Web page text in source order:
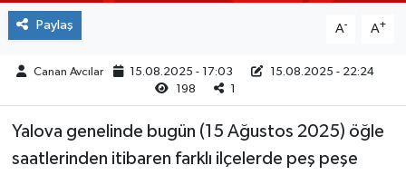
Paylaş A- A+
Canan Avcılar 15.08.2025 - 17:03
15.08.2025 - 22:24
198
1
Yalova genelinde bugün (15 Ağustos 2025) öğle
saatlerinden itibaren farklı ilçelerde peş peşe